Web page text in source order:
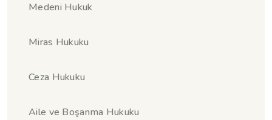
Medeni Hukuk
Miras Hukuku
Ceza Hukuku
Aile ve Boşanma Hukuku